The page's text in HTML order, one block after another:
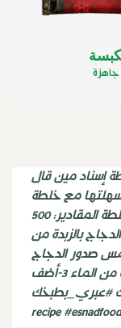
إسناد مين قال
سهلتها مع خلطة
دجاج بالزبدة استمتع بطعم بدون ولا غلطة المقادير: 500
خلطة الدجاج بالزبدة من
كريمة طبخ الطريقة: 1-حمس صدور الدجاج
مع الزبدة 2-أضف الخلطة مع 1\2 كوب من الماء 3-أضف
#عبري_بطبخك